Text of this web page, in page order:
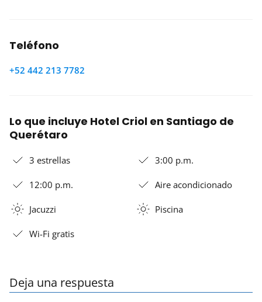
Teléfono
+52 442 213 7782
Lo que incluye Hotel Criol en Santiago de
Querétaro
3 estrellas 3:00 p.m.
12:00 p.m. Aire acondicionado
Jacuzzi Piscina
Wi-Fi gratis
Deja una respuesta